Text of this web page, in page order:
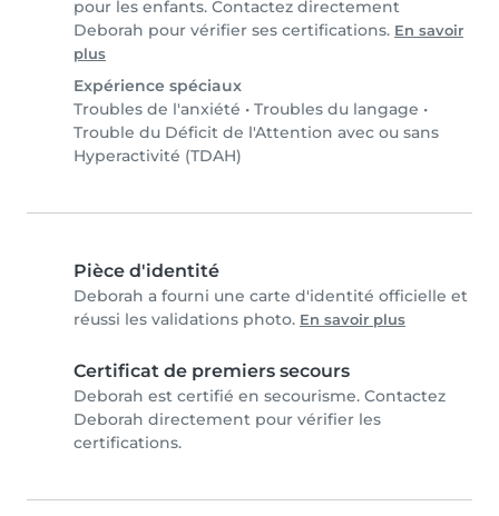
pour les enfants. Contactez directement
Deborah pour vérifier ses certifications. En savoir
plus
Expérience spéciaux
Troubles de l'anxiété • Troubles du langage •
Trouble du Déficit de l'Attention avec ou sans
Hyperactivité (TDAH)
Pièce d'identité
Deborah a fourni une carte d'identité officielle et
réussi les validations photo. En savoir plus
Certificat de premiers secours
Deborah est certifié en secourisme. Contactez
Deborah directement pour vérifier les
certifications.